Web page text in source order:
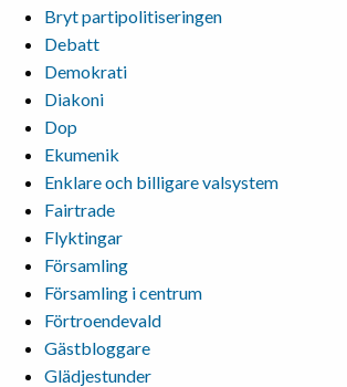
Bryt partipolitiseringen
Debatt
Demokrati
Diakoni
Dop
Ekumenik
Enklare och billigare valsystem
Fairtrade
Flyktingar
Församling
Församling i centrum
Förtroendevald
Gästbloggare
Glädjestunder